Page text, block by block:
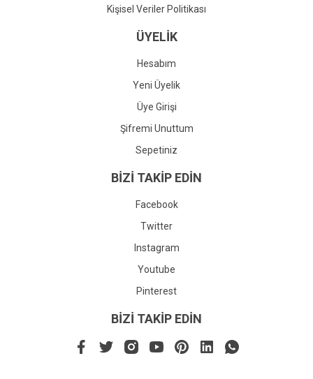
Kişisel Veriler Politikası
ÜYELİK
Hesabım
Yeni Üyelik
Üye Girişi
Şifremi Unuttum
Sepetiniz
BİZİ TAKİP EDİN
Facebook
Twitter
Instagram
Youtube
Pinterest
BİZİ TAKİP EDİN